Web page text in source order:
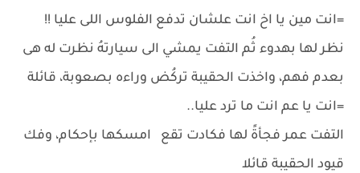
=انت مين يا اخ انت علشان تدفع الفلوس اللى عليا !!
نظر لها بهدوء ثُم التفت يمشي الى سيارتهُ نظرت له هى
بعدم فهم، واخذت الحقيبة تركُض وراءه بصعوبة، قائلة
=انت يا عم انت ما ترد عليا..
التفت عمر فجأةً لها فكادت تقع امسكها بإحكام، وفك
قيود الحقيبة قائلا